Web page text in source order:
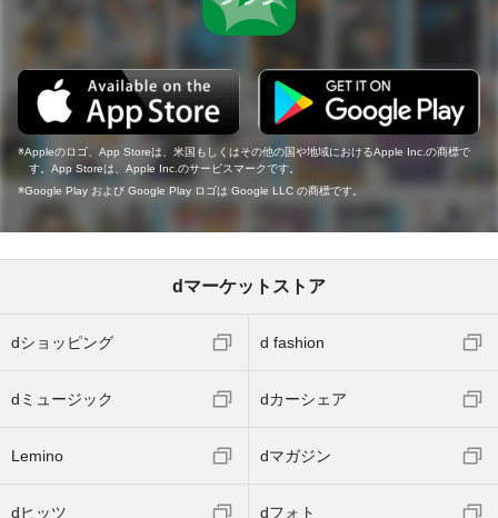
Appleのロゴ、App Storeは、米国もしくはその他の国や地域におけるApple Inc.の商標で
す。App Storeは、Apple Inc.のサービスマークです。
Google Play および Google Play ロゴは Google LLC の商標です。
dマーケットストア
dショッピング d fashion
dミュージック dカーシェア
Lemino dマガジン
dヒッツ dフォト